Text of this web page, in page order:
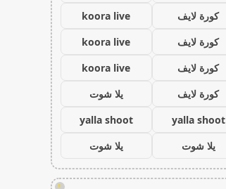
كورة لايف
koora live
كورة لايف
koora live
كورة لايف
koora live
كورة لايف
يلا شوت
yalla shoot
yalla shoot
يلا شوت
يلا شوت
!